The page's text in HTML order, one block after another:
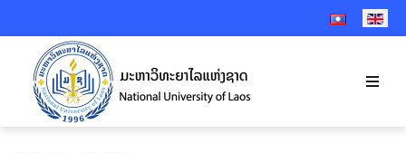
SELECT YOUR